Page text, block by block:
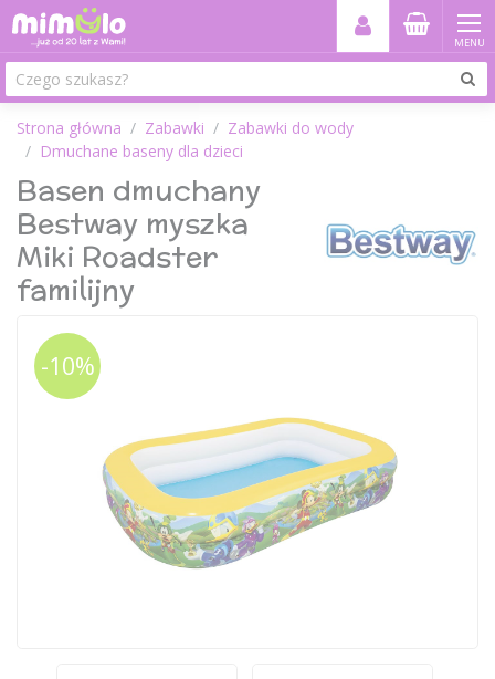
MENU
Strona główna Zabawki
Zabawki do wody
Dmuchane baseny dla dzieci
Basen dmuchany
Bestway myszka
Miki Roadster
familijny
-10%